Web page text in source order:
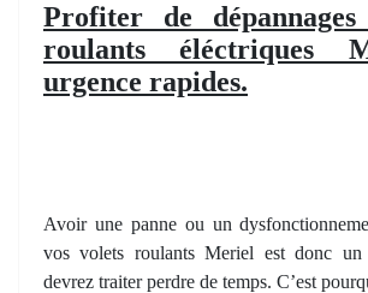
Profiter de
roulants éléctriques
urgence rapides.
Avoir une panne ou un
vos volets roulants Meriel est donc
devrez traiter perdre de temps. C’est